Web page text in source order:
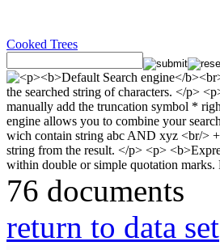
Cooked Trees
76 documents
return to data set